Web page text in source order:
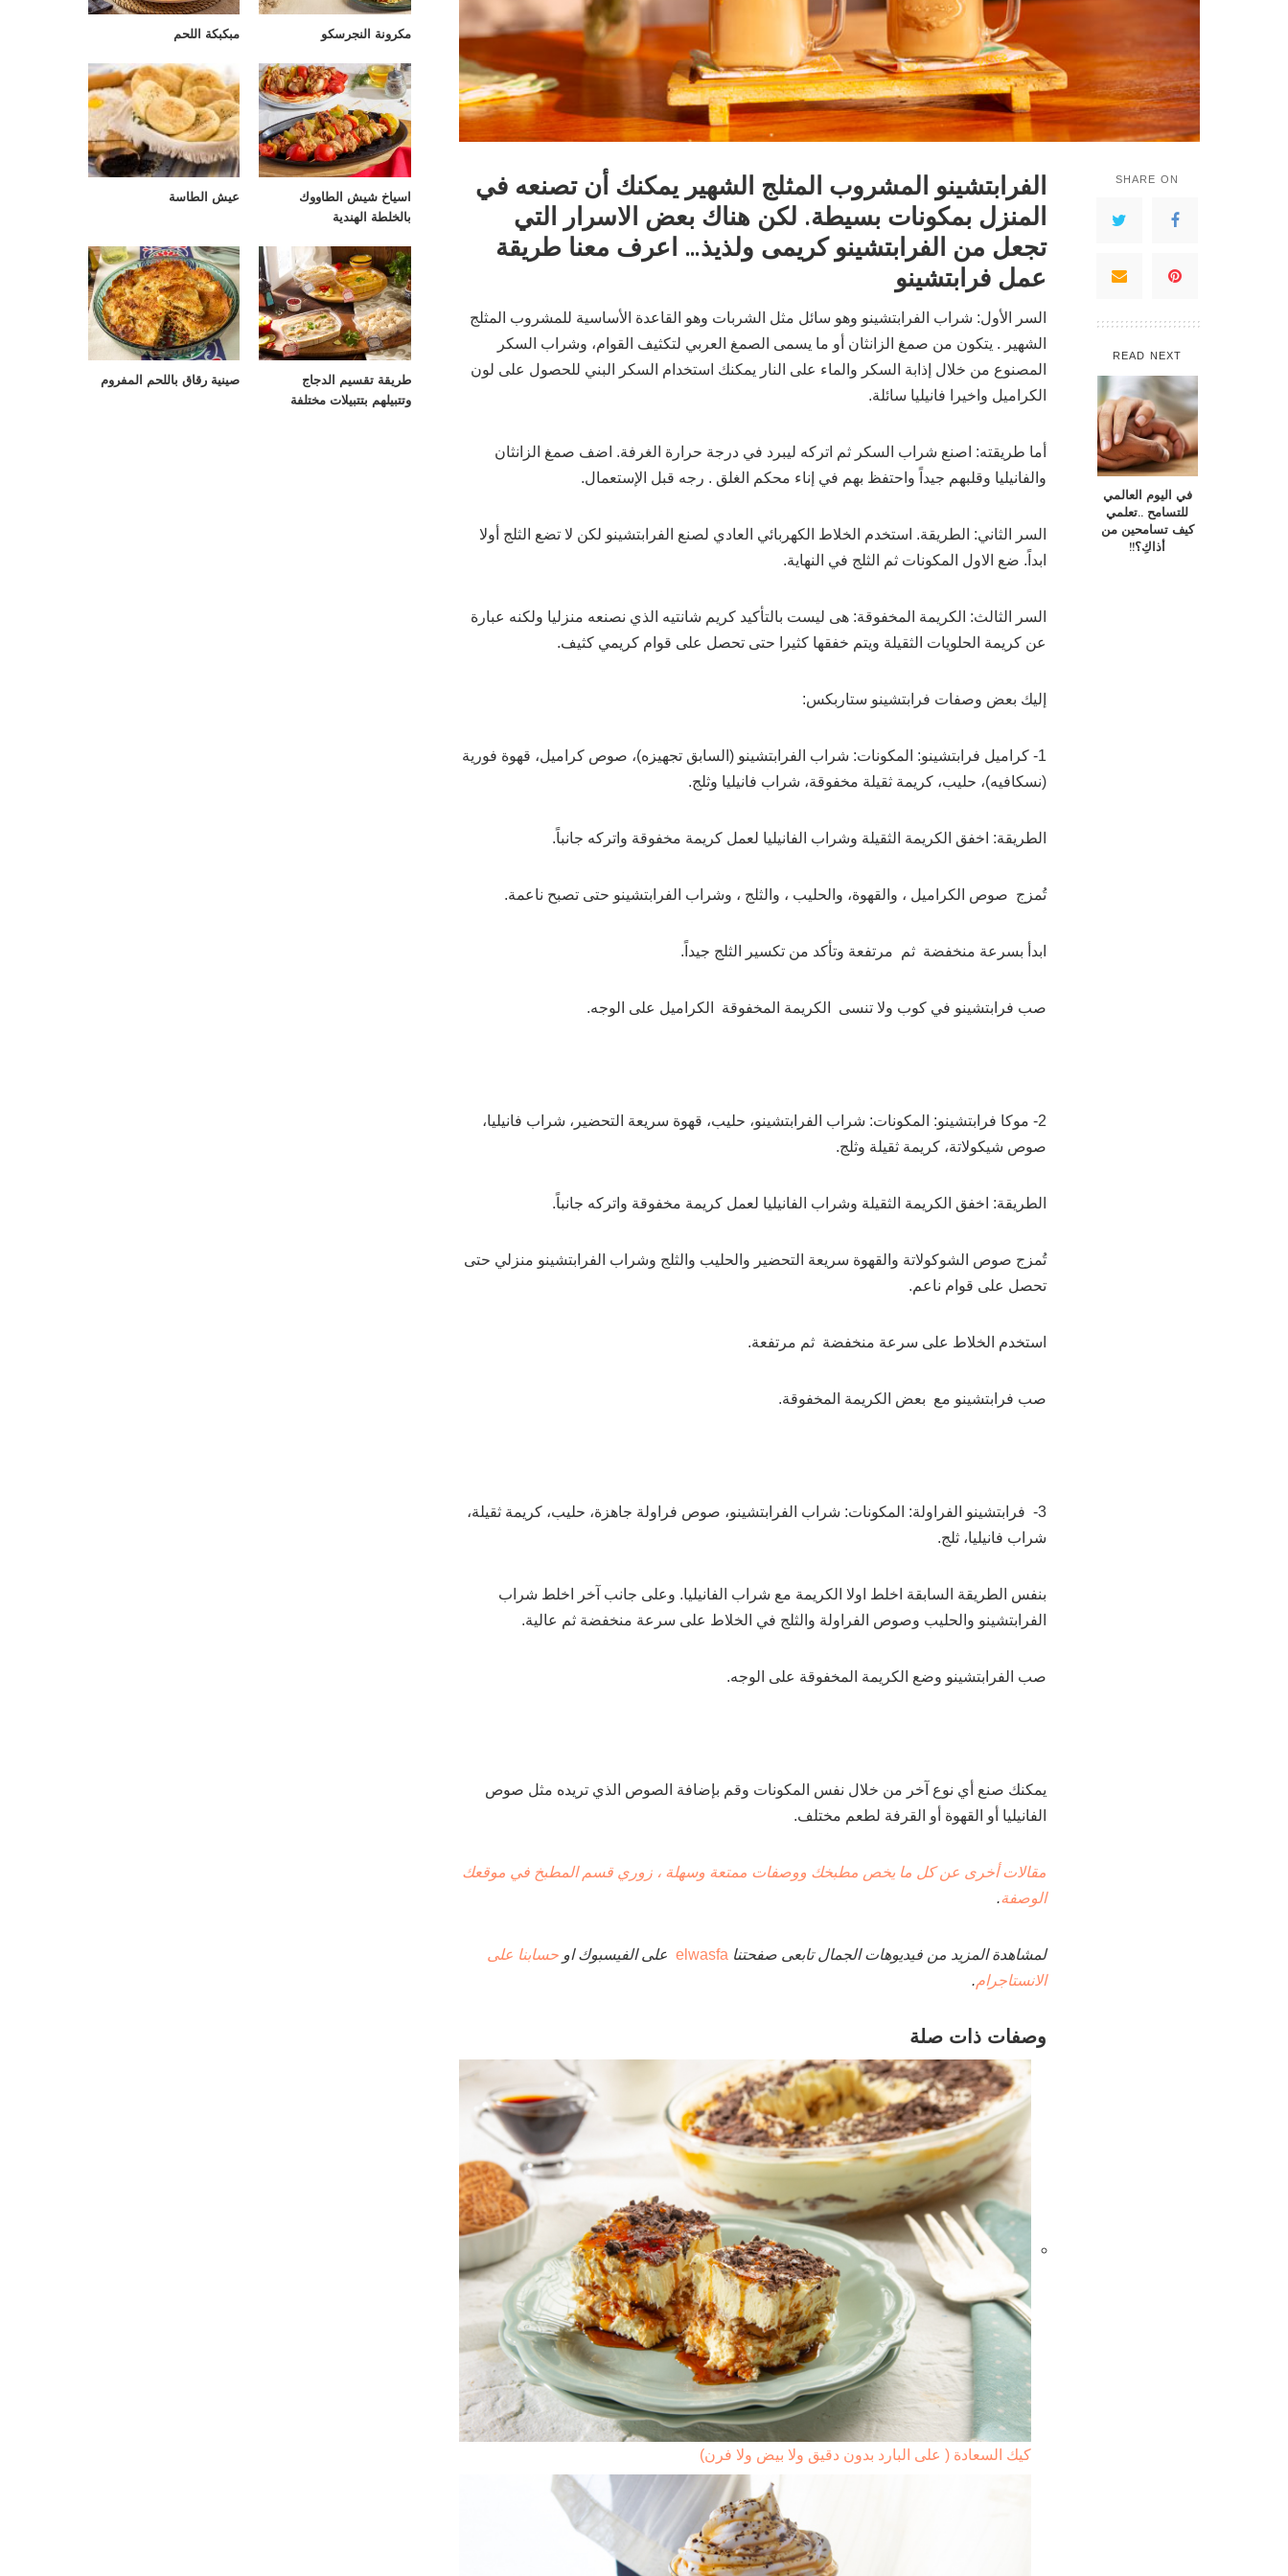
SHARE ON
READ NEXT
في اليوم العالمي
للتسامح ..تعلمي
كيف تسامحين من
أذاكِ؟!!
الفرابتشينو المشروب المثلج الشهير يمكنك أن تصنعه في
المنزل بمكونات بسيطة. لكن هناك بعض الاسرار التي
تجعل من الفرابتشينو كريمى ولذيذ… اعرف معنا طريقة
عمل فرابتشينو
السر الأول: شراب الفرابتشينو وهو سائل مثل الشربات وهو القاعدة الأساسية للمشروب المثلج
الشهير . يتكون من صمغ الزانثان أو ما يسمى الصمغ العربي لتكثيف القوام، وشراب السكر
المصنوع من خلال إذابة السكر والماء على النار يمكنك استخدام السكر البني للحصول على لون
الكراميل واخيرا فانيليا سائلة.
أما طريقته: اصنع شراب السكر ثم اتركه ليبرد في درجة حرارة الغرفة. اضف صمغ الزانثان
والفانيليا وقلبهم جيداً واحتفظ بهم في إناء محكم الغلق . رجه قبل الإستعمال.
السر الثاني: الطريقة. استخدم الخلاط الكهربائي العادي لصنع الفرابتشينو لكن لا تضع الثلج أولا
ابداً. ضع الاول المكونات ثم الثلج في النهاية.
السر الثالث: الكريمة المخفوقة: هى ليست بالتأكيد كريم شانتيه الذي نصنعه منزليا ولكنه عبارة
عن كريمة الحلويات الثقيلة ويتم خفقها كثيرا حتى تحصل على قوام كريمي كثيف.
إليك بعض وصفات فرابتشينو ستاربكس:
1- كراميل فرابتشينو: المكونات: شراب الفرابتشينو (السابق تجهيزه)، صوص كراميل، قهوة فورية
(نسكافيه)، حليب، كريمة ثقيلة مخفوقة، شراب فانيليا وثلج.
الطريقة: اخفق الكريمة الثقيلة وشراب الفانيليا لعمل كريمة مخفوقة واتركه جانباً.
تُمزج صوص الكراميل ، والقهوة، والحليب ، والثلج ، وشراب الفرابتشينو حتى تصبح ناعمة.
ابدأ بسرعة منخفضة ثم مرتفعة وتأكد من تكسير الثلج جيداً.
صب فرابتشينو في كوب ولا تنسى الكريمة المخفوقة الكراميل على الوجه.
2- موكا فرابتشينو: المكونات: شراب الفرابتشينو، حليب، قهوة سريعة التحضير، شراب فانيليا،
صوص شيكولاتة، كريمة ثقيلة وثلج.
الطريقة: اخفق الكريمة الثقيلة وشراب الفانيليا لعمل كريمة مخفوقة واتركه جانباً.
تُمزج صوص الشوكولاتة والقهوة سريعة التحضير والحليب والثلج وشراب الفرابتشينو منزلي حتى
تحصل على قوام ناعم.
استخدم الخلاط على سرعة منخفضة ثم مرتفعة.
صب فرابتشينو مع بعض الكريمة المخفوقة.
3- فرابتشينو الفراولة: المكونات: شراب الفرابتشينو، صوص فراولة جاهزة، حليب، كريمة ثقيلة،
شراب فانيليا، ثلج.
بنفس الطريقة السابقة اخلط اولا الكريمة مع شراب الفانيليا. وعلى جانب آخر اخلط شراب
الفرابتشينو والحليب وصوص الفراولة والثلج في الخلاط على سرعة منخفضة ثم عالية.
صب الفرابتشينو وضع الكريمة المخفوقة على الوجه.
يمكنك صنع أي نوع آخر من خلال نفس المكونات وقم بإضافة الصوص الذي تريده مثل صوص
الفانيليا أو القهوة أو القرفة لطعم مختلف.
مقالات أخرى عن كل ما يخص مطبخك ووصفات ممتعة وسهلة ، زوري قسم المطبخ في موقعك
الوصفة.
لمشاهدة المزيد من فيديوهات الجمال تابعى صفحتنا على الفيسبوك او حسابنا على
الانستاجرام.
وصفات ذات صلة
كيك السعادة ( على البارد بدون دقيق ولا بيض ولا فرن)
مكرونة النجرسكو مبكبكة اللحم
اسياخ شيش الطاووك
بالخلطة الهندية
عيش الطاسة
طريقة تقسيم الدجاج
وتتبيلهم بتتبيلات مختلفة
صينية رقاق باللحم المفروم